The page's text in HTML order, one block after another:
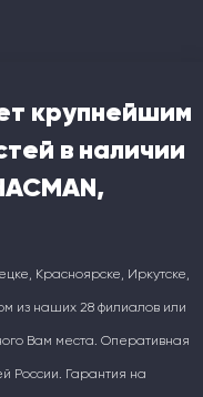
крупнейшим
в наличии
Красноярске, Иркутске,
из наших 28 филиалов или
Вам места. Оперативная
России. Гарантия на